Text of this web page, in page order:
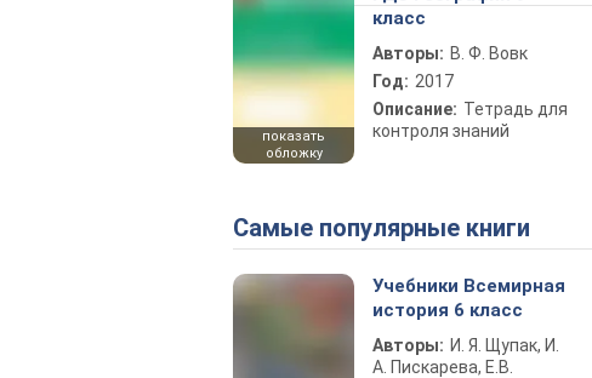
показать
обложку
класс
Авторы: В. Ф. Вовк
Год: 2017
Описание: Тетрадь для
контроля знаний
Самые популярные книги
Учебники Всемирная
история 6 класс
Авторы: И. Я. Щупак, И.
А. Пискарева, Е.В.